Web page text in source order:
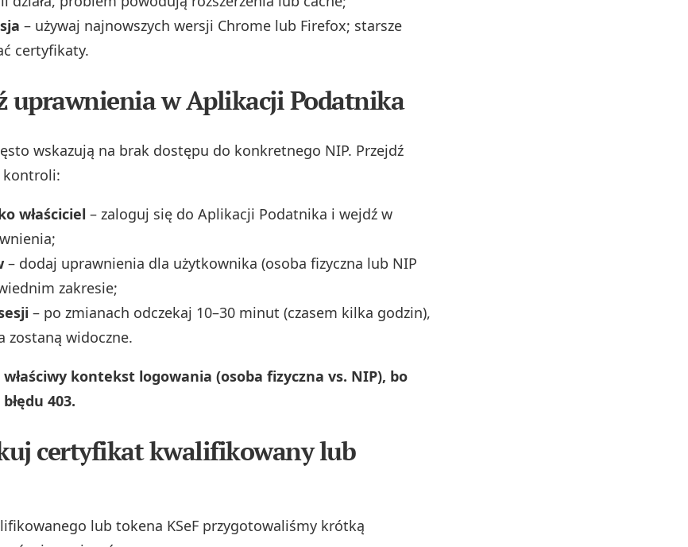
– używaj najnowszych wersji Chrome lub Firefox; starsze
certyfikaty.
uprawnienia w Aplikacji Podatnika
wskazują na brak dostępu do konkretnego NIP. Przejdź
kontroli:
właściciel – zaloguj się do Aplikacji Podatnika i wejdź w
– dodaj uprawnienia dla użytkownika (osoba fizyczna lub NIP
zakresie;
– po zmianach odczekaj 10–30 minut (czasem kilka godzin),
zostaną widoczne.
kontekst logowania (osoba fizyczna vs. NIP), bo
403.
certyfikat kwalifikowany lub
lub tokena KSeF przygotowaliśmy krótką